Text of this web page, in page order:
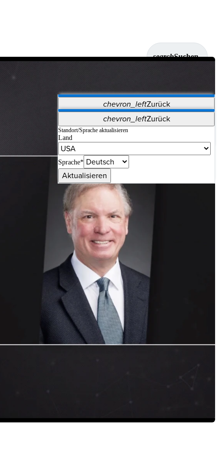
searchSuchen
chevron_leftZurück
Vet Systems OrthoPedia Patient
Supplier Portal
Synergy-Bildgebung und -Resektion
chevron_leftZurück
Standort/Sprache aktualisieren
Land
Sprache*
Aktualisieren